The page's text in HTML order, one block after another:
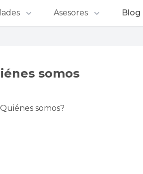
Asesores Blog
somos
somos?